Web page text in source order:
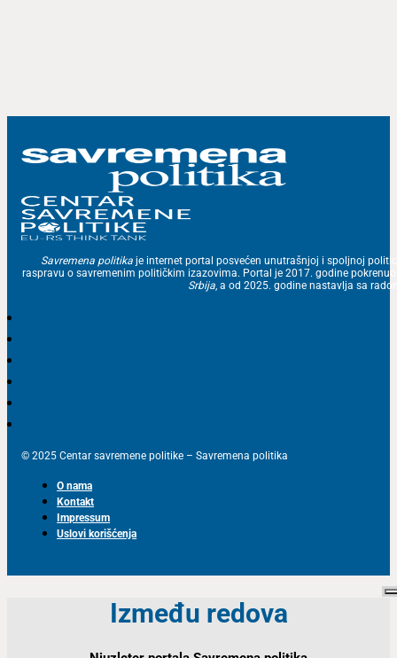
Savremena politika je internet portal posvećen unutrašnjoj i spoljnoj
raspravu o savremenim političkim izazovima. Portal je 2017. godine
Srbija, a od 2025. godine nastavlja sa
© 2025 Centar savremene politike – Savremena politika
O nama
Kontakt
Impressum
Uslovi korišćenja
Između redova